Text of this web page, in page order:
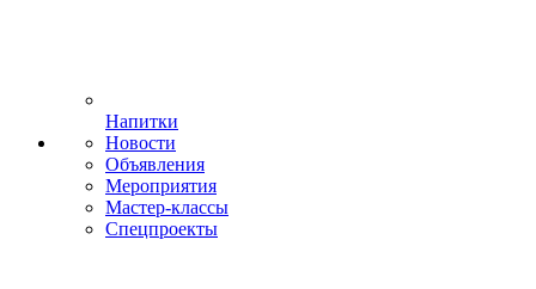
Напитки
Новости
Объявления
Мероприятия
Мастер-классы
Спецпроекты